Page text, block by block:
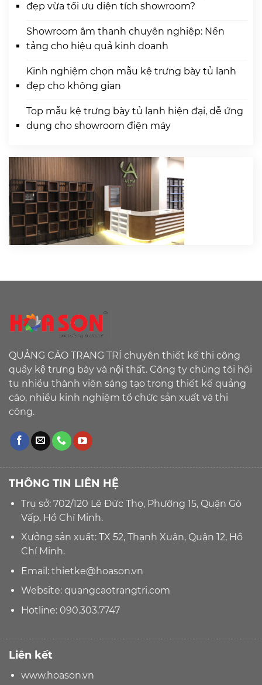
đẹp vừa tối ưu diện tích showroom?
Showroom âm thanh chuyên nghiệp: Nền
tảng cho hiệu quả kinh doanh
Kinh nghiệm chọn mẫu kệ trưng bày tủ lạnh
đẹp cho không gian
Top mẫu kệ trưng bày tủ lạnh hiện đại, dễ ứng
dụng cho showroom điện máy
QUẢNG CÁO TRANG TRÍ chuyên thiết kế thi công
quầy kệ trưng bày và nội thất. Công ty chúng tôi hội
tụ nhiều thành viên sáng tạo trong thiết kế quảng
cáo, nhiều kinh nghiệm tổ chức sản xuất và thi
công.
THÔNG TIN LIÊN HỆ
Trụ sở: 702/120 Lê Đức Thọ, Phường 15, Quận Gò
Vấp, Hồ Chí Minh.
Xưởng sản xuất: TX 52, Thạnh Xuân, Quận 12, Hồ
Chí Minh.
Email: thietke@hoason.vn
Website:quangcaotrangtri.com
Hotline: 090.303.7747
Liên kết
www.hoason.vn